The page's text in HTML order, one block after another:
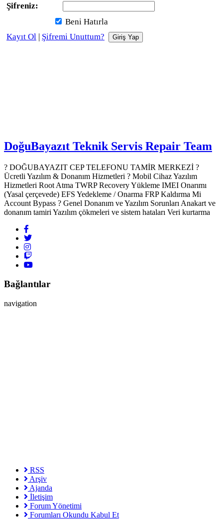
Şifreniz:
Beni Hatırla
Kayıt Ol | Şifremi Unuttum?
DoğuBayazıt Teknik Servis Repair Team
? DOĞUBAYAZIT CEP TELEFONU TAMİR MERKEZİ ?️
Ücretli Yazılım & Donanım Hizmetleri ? Mobil Cihaz Yazılım
Hizmetleri Root Atma TWRP Recovery Yükleme IMEI Onarımı
(Yasal çerçevede) EFS Yedekleme / Onarma FRP Kaldırma Mi
Account Bypass ? Genel Donanım ve Yazılım Sorunları Anakart ve
donanım tamiri Yazılım çökmeleri ve sistem hataları Veri kurtarma
Bağlantılar
navigation
RSS
Arşiv
Ajanda
İletişim
Forum Yönetimi
Forumları Okundu Kabul Et